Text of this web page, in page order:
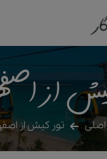
از
تور کیش از